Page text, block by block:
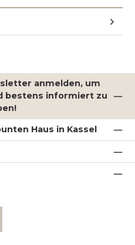
anmelden, um
bestens informiert zu
Haus in Kassel